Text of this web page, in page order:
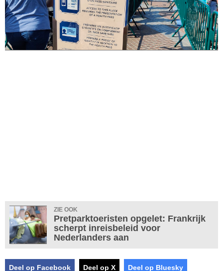
ZIE OOK
Pretparktoeristen opgelet: Frankrijk
scherpt inreisbeleid voor
Nederlanders aan
Deel op Facebook Deel op X Deel op Bluesky